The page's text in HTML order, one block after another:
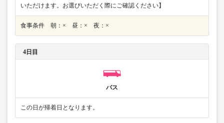
いただけます。お選びいただく際にご確認ください】
食事条件 朝：× 昼：× 夜：×
4日目
バス
この日が帰着日となります。